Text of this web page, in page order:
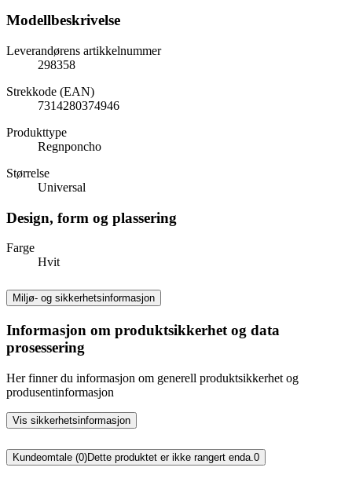
Modellbeskrivelse
Leverandørens artikkelnummer
298358
Strekkode (EAN)
7314280374946
Produkttype
Regnponcho
Størrelse
Universal
Design, form og plassering
Farge
Hvit
Miljø- og sikkerhetsinformasjon
Informasjon om produktsikkerhet og data
prosessering
Her finner du informasjon om generell produktsikkerhet og
produsentinformasjon
Vis sikkerhetsinformasjon
Kundeomtale (0)Dette produktet er ikke rangert enda. 0